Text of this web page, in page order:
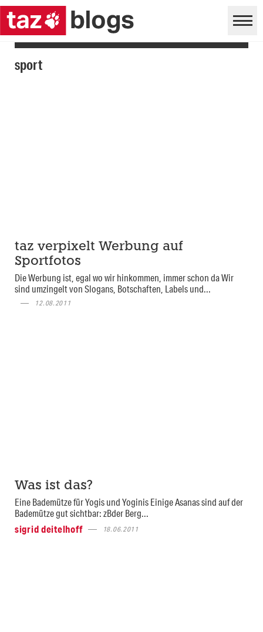
sport
taz verpixelt Werbung auf
Sportfotos
Die Werbung ist, egal wo wir hinkommen, immer schon da Wir
sind umzingelt von Slogans, Botschaften, Labels und...
12.08.2011
Was ist das?
Eine Bademütze für Yogis und Yoginis Einige Asanas sind auf der
Bademütze gut sichtbar: zBder Berg...
sigrid deitelhoff
18.06.2011